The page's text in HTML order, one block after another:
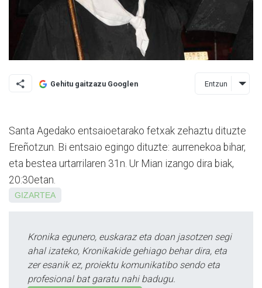
Gehitu gaitzazu Googlen Entzun
Santa Agedako entsaioetarako fetxak zehaztu dituzte
Ereñotzun. Bi entsaio egingo dituzte: aurrenekoa bihar,
eta bestea urtarrilaren 31n. Ur Mian izango dira biak,
20:30etan.
GIZARTEA
Kronika egunero, euskaraz eta doan jasotzen segi
ahal izateko, Kronikakide gehiago behar dira, eta
zer esanik ez, proiektu komunikatibo sendo eta
profesional bat garatu nahi badugu.